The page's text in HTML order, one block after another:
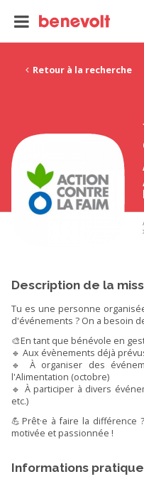
Retour à la recherche
Description de la
Tu es une personne
d'événements ? On a besoin
🎨En tant que bénévole en
🔹 Aux évènements déjà
🔹 À organiser des
l'Alimentation (octobre)
🔹 À participer à divers
etc.)
💪Prêt·e à faire la
motivée et passionnée !
Informations